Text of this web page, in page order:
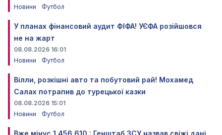
Новини
Футбол
У планах фінансовий аудит ФІФА! УЄФА розійшовся
не на жарт
08.08.2026 16:01
Новини
Футбол
Вілли, розкішні авто та побутовий рай! Мохамед
Салах потрапив до турецької казки
08.08.2026 15:01
Новини
Футбол
Вже мінус 1 456 610 : Генштаб ЗСУ назвав свіжі дані